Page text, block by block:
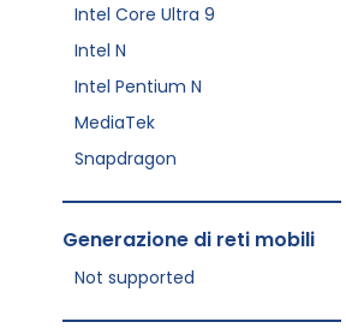
Intel Core Ultra 9
Intel N
Intel Pentium N
MediaTek
Snapdragon
Generazione di reti mobili
Not supported